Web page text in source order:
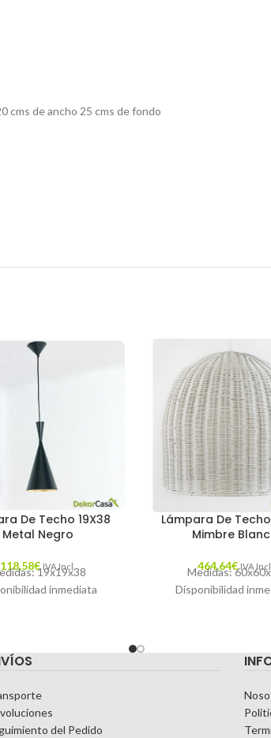
cms de ancho 25 cms de fondo
De Techo 19X38
Metal Negro
118,58€ IVA Incl.
19x19x38
inmediata
Lámpara De
Mimbre
464,64€ IVA Incl.
Medidas:
Disponibilidad
del Pedido